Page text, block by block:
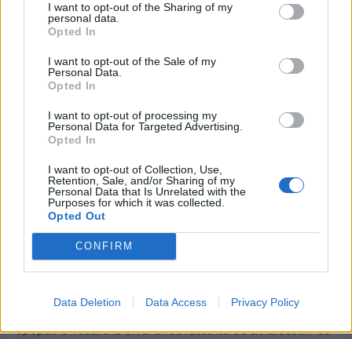
I want to opt-out of the Sharing of my
personal data.
Opted In
I want to opt-out of the Sale of my
Personal Data.
Opted In
I want to opt-out of processing my
Personal Data for Targeted Advertising.
Opted In
I want to opt-out of Collection, Use,
Retention, Sale, and/or Sharing of my
Personal Data that Is Unrelated with the
Purposes for which it was collected.
Opted Out
CONFIRM
Data Deletion Data Access Privacy Policy
την τεχνολογία στις διδακτικές τους πρακτικές. Χρειάζονται
περισσότερη υποστήριξη και ενθάρρυνση για να ξεπεράσουν
εργαλεία που τροφοδοτούνται από ΤΝ.
με την κ. Παγωμένου, θα πρέπει να περιλαμβάνουν την
παροχή εκπαίδευσης, υποστήριξης και πόρων
των εκπαιδευτικών, την προώθηση μιας κουλτούρας
συνεργασίας και καινοτομίας και την αντιμετώπιση
ανησυχιών και παρανοήσεων σχετικά με την τεχνολογία ΤΝ
στην εκπαίδευση.
Το πρόγραμμα Generation Next που υλοποιείται από το
Ελληνογερμανικής Αγωγής και την υποστήριξη του
Ιδρύματος Vodafone δίνει τη δυνατότητα σε εκπαιδευτικούς